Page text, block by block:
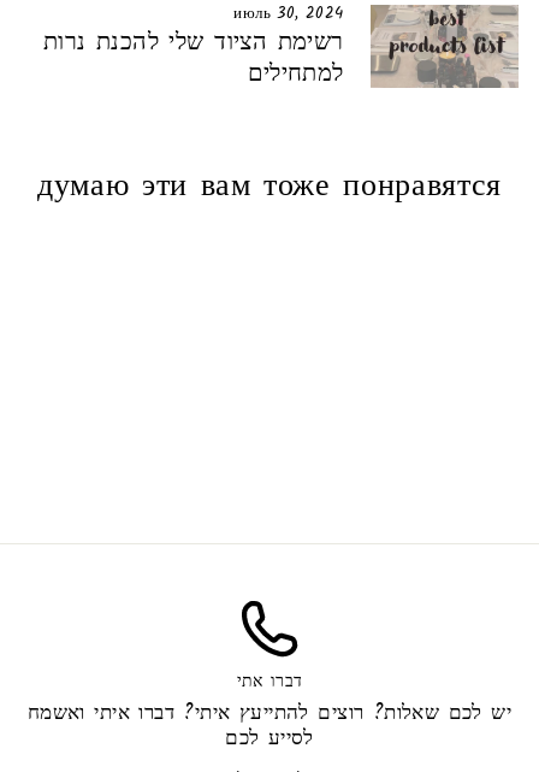
июль 30, 2024
רשימת הציוד שלי להכנת נרות
למתחילים
думаю эти вам тоже понравятся
דברו אתי
יש לכם שאלות? רוצים להתייעץ איתי? דברו איתי ואשמח
לסייע לכם